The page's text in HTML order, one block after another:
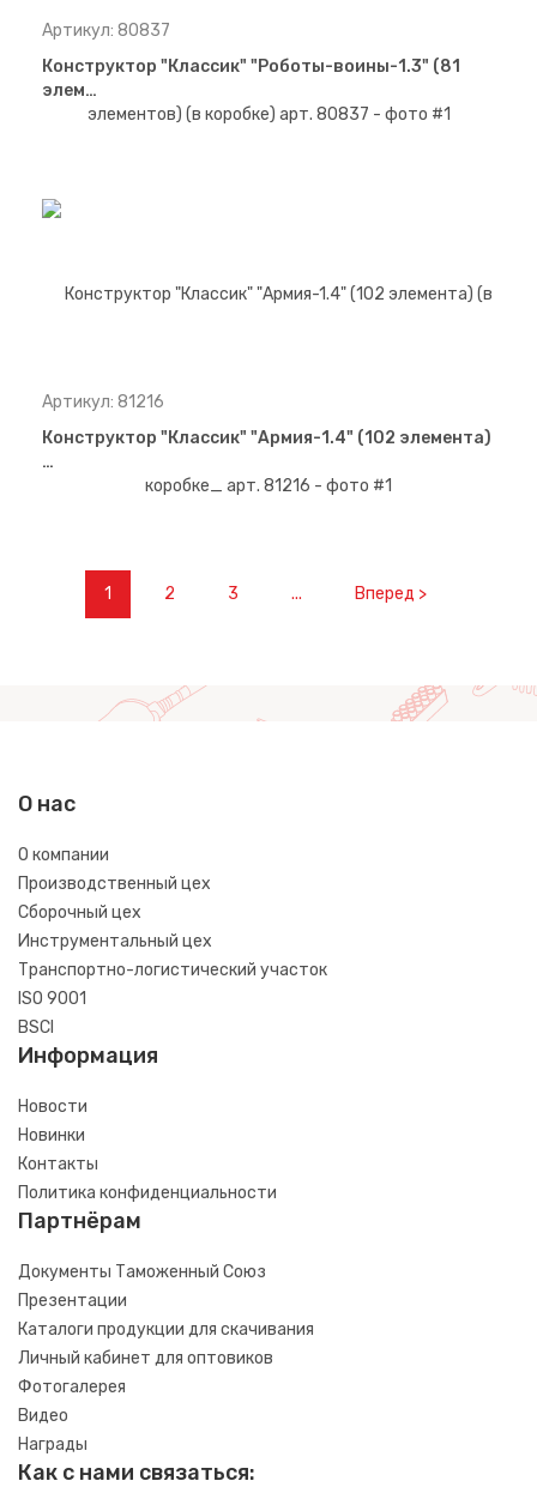
Артикул: 80837
Конструктор "Классик" "Роботы-воины-1.3" (81
элем…
Артикул: 81216
Конструктор "Классик" "Армия-1.4" (102 элемента)
…
1 2 3 ... Вперед >
О нас
О компании
Производственный цех
Сборочный цех
Инструментальный цех
Транспортно-логистический участок
ISO 9001
BSCI
Информация
Новости
Новинки
Контакты
Политика конфиденциальности
Партнёрам
Документы Таможенный Союз
Презентации
Каталоги продукции для скачивания
Личный кабинет для оптовиков
Фотогалерея
Видео
Награды
Как с нами связаться: